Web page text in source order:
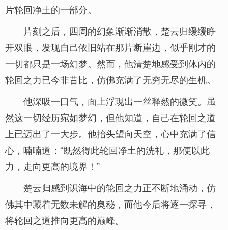
片轮回净土的一部分。
片刻之后，四周的幻象渐渐消散，楚云归缓缓睁
开双眼，发现自己依旧站在那片断崖边，似乎刚才的
一切都只是一场幻梦。然而，他清楚地感受到体内的
轮回之力已今非昔比，仿佛充满了无穷无尽的生机。
他深吸一口气，面上浮现出一丝释然的微笑。虽
然这一切经历宛如梦幻，但他知道，自己在轮回之道
上已迈出了一大步。他抬头望向天空，心中充满了信
心，喃喃道：“既然得此轮回净土的洗礼，那便以此
力，走向更高的境界！”
楚云归感到识海中的轮回之力正不断地涌动，仿
佛其中藏着无数未解的奥秘，而他今后将逐一探寻，
将轮回之道推向更高的巅峰。